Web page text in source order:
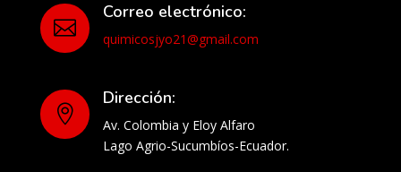

Correo electrónico:
quimicosjyo21@gmail.com

Dirección:
Av. Colombia y Eloy Alfaro
Lago Agrio-Sucumbíos-Ecuador.